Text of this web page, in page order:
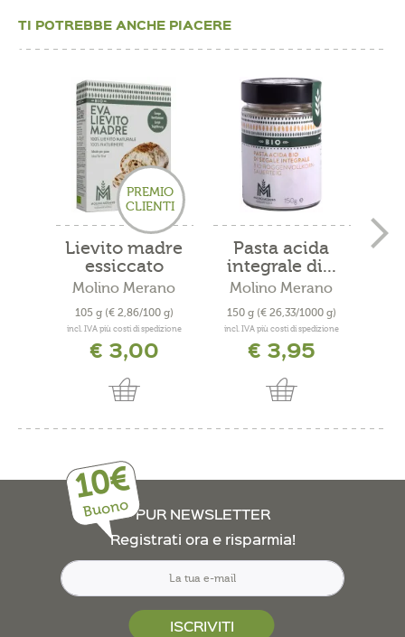
TI POTREBBE ANCHE PIACERE
PREMIO
CLIENTI
Lievito madre
essiccato
"EVA"...
Molino Merano
105 g (€ 2,86/100 g)
incl. IVA più costi di spedizione
€ 3,00
Pasta acida
integrale di...
Molino Merano
150 g (€ 26,33/1000 g)
incl. IVA più costi di spedizione
€ 3,95
10€
Buono PUR NEWSLETTER
Registrati ora e risparmia!
ISCRIVITI